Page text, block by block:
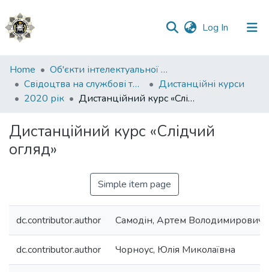
Log In (current)
Communities
&
Collections
Statistics
Home
Об'єкти інтелектуальної власності
Свідоцтва на службові твори
Дистанційні курси
2020 рік
Дистанційний курс «Слідчий огляд»
Дистанційний курс «Слідчий
огляд»
Simple item page
dc.contributor.author Самодін, Артем Володимирович
dc.contributor.author Чорноус, Юлія Миколаївна